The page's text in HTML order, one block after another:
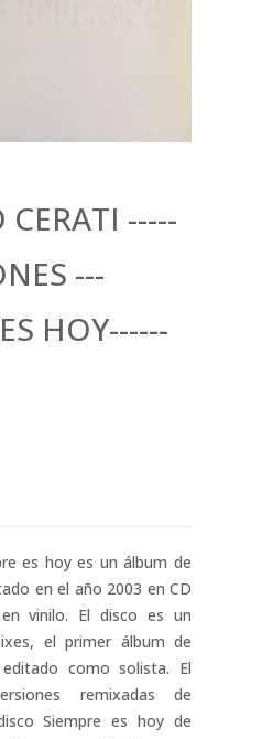
CERATI -----
---
HOY------
es hoy es un álbum de
en el año 2003 en CD
vinilo. El disco es un
el primer álbum de
como solista. El
remixadas de
Siempre es hoy de